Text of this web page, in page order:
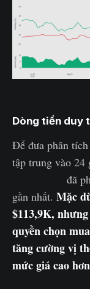
Dòng tiền duy
Để đưa phân
tập trung vào 24
đã
gần nhất. Mặc
$113,9K,
quyền chọn
tăng cường vị
mức giá cao